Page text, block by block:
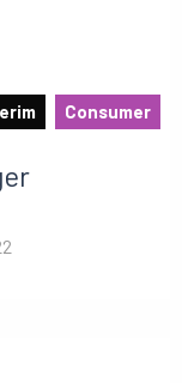
Consumer